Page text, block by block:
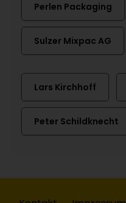
Perlen Packaging
Sulzer Mixpac AG
Lars Kirchhoff
Peter Schildknecht